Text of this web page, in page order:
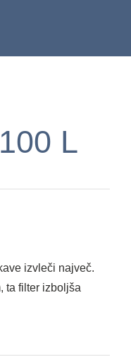
L
izvleči največ.
ta filter izboljša